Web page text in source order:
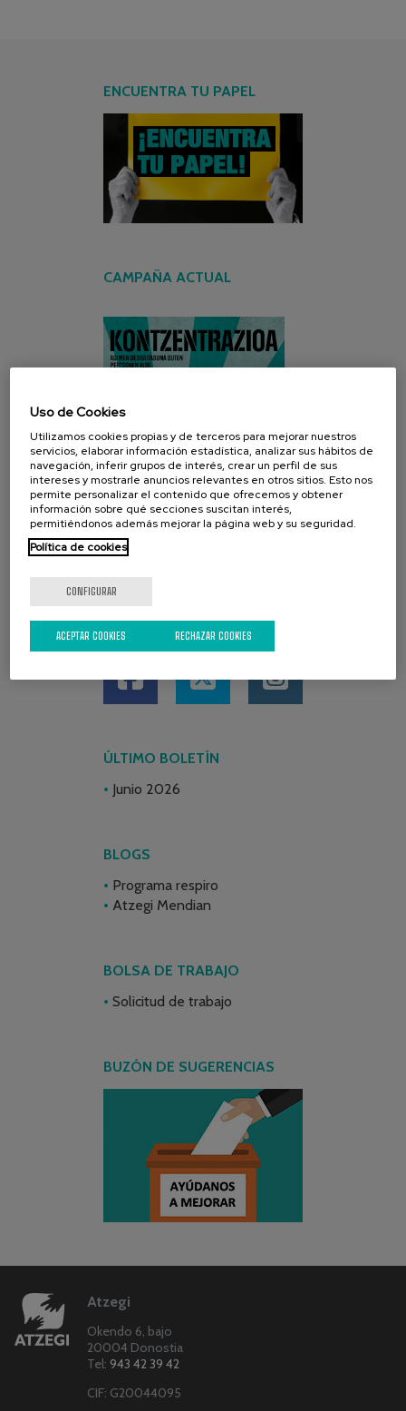
ENCUENTRA TU PAPEL
CAMPAÑA ACTUAL
ÚLTIMO BOLETÍN
Junio 2026
BLOGS
Programa respiro
Atzegi Mendian
BOLSA DE TRABAJO
Solicitud de trabajo
BUZÓN DE SUGERENCIAS
Atzegi
Okendo 6, bajo
20004 Donostia
Tel: 943 42 39 42
CIF: G20044095
Uso de Cookies
Utilizamos cookies propias y de terceros para mejorar nuestros
servicios, elaborar información estadística, analizar sus hábitos de
navegación, inferir grupos de interés, crear un perfil de sus
intereses y mostrarle anuncios relevantes en otros sitios. Esto nos
permite personalizar el contenido que ofrecemos y obtener
información sobre qué secciones suscitan interés,
permitiéndonos además mejorar la página web y su seguridad.
Política de cookies
CONFIGURAR
RECHAZAR COOKIES
ACEPTAR COOKIES